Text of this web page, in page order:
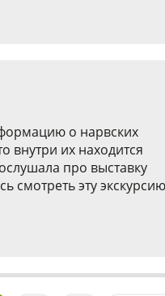
о нарвских
внутри их находится
про выставку
смотреть эту экскурсию